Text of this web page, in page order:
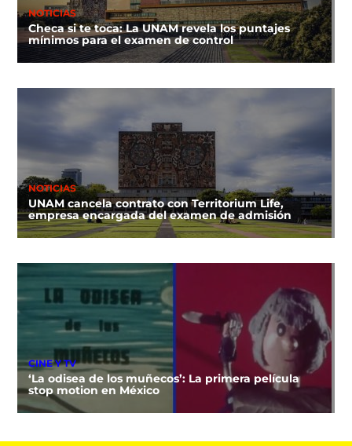
NOTICIAS
Checa si te toca: La UNAM revela los puntajes
mínimos para el examen de control
NOTICIAS
UNAM cancela contrato con Territorium Life,
empresa encargada del examen de admisión
CINE Y TV
‘La odisea de los muñecos’: La primera película
stop motion en México